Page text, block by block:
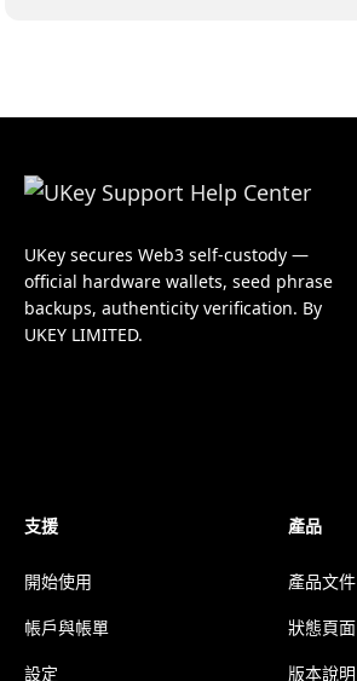
UKey secures Web3 self-custody —
official hardware wallets, seed phrase
backups, authenticity verification. By
UKEY LIMITED.
支援
開始使用
帳戶與帳單
設定
產品
產品文件
狀態頁面
版本說明